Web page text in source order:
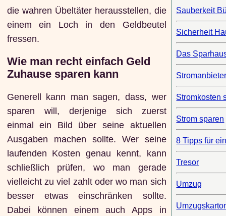
die wahren Übeltäter herausstellen, die
einem ein Loch in den Geldbeutel
fressen.
Wie man recht einfach Geld
Zuhause sparen kann
Generell kann man sagen, dass, wer
sparen will, derjenige sich zuerst
einmal ein Bild über seine aktuellen
Ausgaben machen sollte. Wer seine
laufenden Kosten genau kennt, kann
schließlich prüfen, wo man gerade
vielleicht zu viel zahlt oder wo man sich
besser etwas einschränken sollte.
Dabei können einem auch Apps in
Sauberkeit
Sicherheit
Das
Stromkosten
Strom sparen
8 Tipps für
Tresor
Umzug